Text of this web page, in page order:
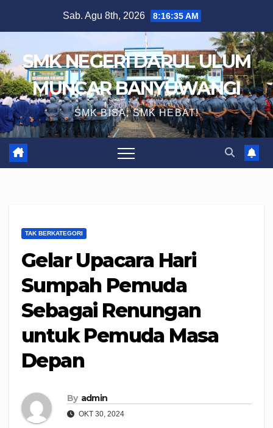
Sab. Agu 8th, 2026 8:16:36 AM
SMK NEGERI DARUL ULUM
MUNCAR BANYUWANGI
SMK BISA, SMK HEBAT!
TAK BERKATEGORI
Gelar Upacara Hari
Sumpah Pemuda
Sebagai Renungan
untuk Pemuda Masa
Depan
By admin
OKT 30, 2024